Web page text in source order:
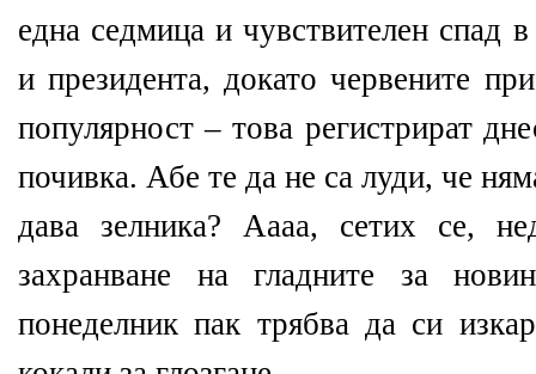
една седмица и чувствителен спад
и президента, докато червените
популярност – това регистрират
почивка. Абе те да не са луди, че
дава зелника? Аааа, сетих се,
захранване на гладните за
понеделник пак трябва да си